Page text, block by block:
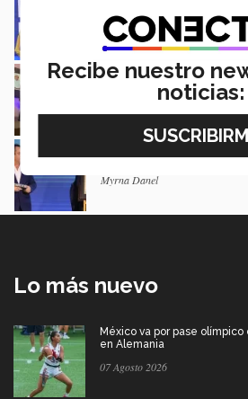
Guillermo Solorio
Docencia con propósito:
Hernández
Isabel Martínez
Lidera industria acerera
Mérito EXATEC 2026 en
Myrna Danel
Lo más nuevo
México va por pase
en Alemania
07 Agosto 2026
Recibe nuestro
noticias: